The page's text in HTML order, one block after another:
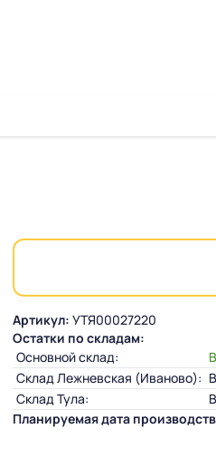
Артикул: УТЯ00027220
Остатки по складам:
Основной склад:
Склад Лежневская (Иваново):
Склад Тула:
Планируемая дата